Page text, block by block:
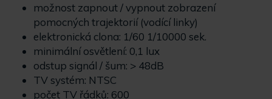
možnost zapnout / vypnout zobrazení
pomocných trajektorií (vodící linky)
elektronická clona: 1/60 1/10000 sek.
minimální osvětlení: 0,1 lux
odstup signál / šum: > 48dB
TV systém: NTSC
počet TV řádků: 600